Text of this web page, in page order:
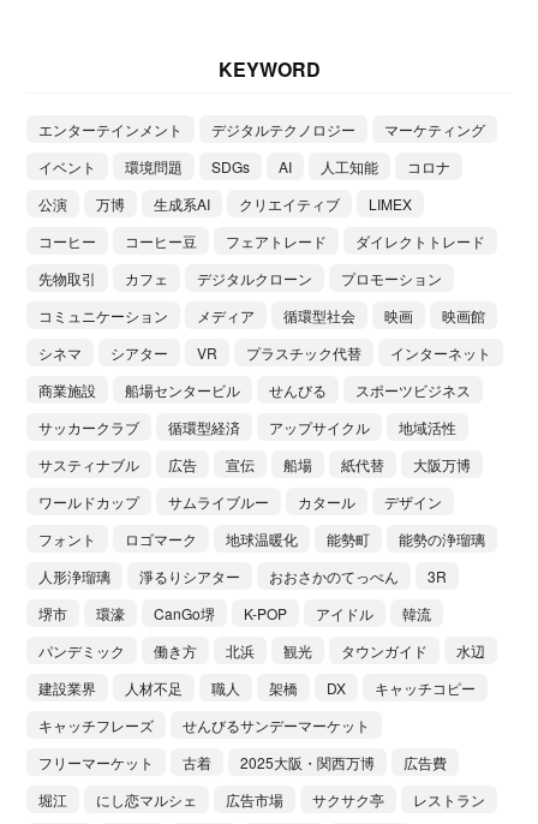
KEYWORD
エンターテインメント デジタルテクノロジー
マーケティング
イベント
環境問題 SDGs AI 人工知能
コロナ
公演
万博 生成系AI クリエイティブ
LIMEX
コーヒー
コーヒー豆 フェアトレード
ダイレクトトレード
先物取引
カフェ デジタルクローン
プロモーション
コミュニケーション
メディア 循環型社会 映画
映画館
シネマ
シアター VR プラスチック代替
インターネット
商業施設
船場センタービル せんびる
スポーツビジネス
サッカークラブ
循環型経済 アップサイクル
地域活性
サスティナブル
広告 宣伝 船場 紙代替
大阪万博
ワールドカップ
サムライブルー カタール
デザイン
フォント
ロゴマーク 地球温暖化 能勢町
能勢の浄瑠璃
人形浄瑠璃
淨るりシアター おおさかのてっぺん
3R
堺市
環濠 CanGo堺 K-POP アイドル
韓流
パンデミック
働き方 北浜 観光 タウンガイド
水辺
建設業界
人材不足 職人 架橋 DX
キャッチコピー
キャッチフレーズ
せんびるサンデーマーケット
フリーマーケット
古着 2025大阪・関西万博
広告費
堀江
にし恋マルシェ 広告市場 サクサク亭
レストラン